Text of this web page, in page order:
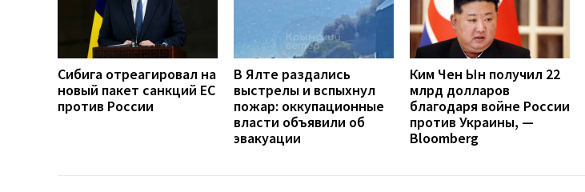
Сибига отреагировал на
новый пакет санкций ЕС
против России
В Ялте раздались
выстрелы и вспыхнул
пожар: оккупационные
власти объявили об
эвакуации
Ким Чен Ын получил 22
млрд долларов
благодаря войне России
против Украины, —
Bloomberg